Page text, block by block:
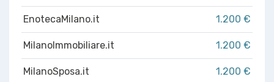
EnotecaMilano.it 1.200 €
MilanoImmobiliare.it 1.200 €
MilanoSposa.it 1.200 €